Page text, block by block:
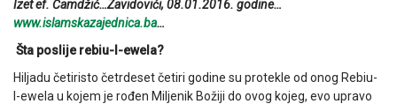
Izet ef. Čamdžić…Zavidovići, 08.01.2016. godine…
www.islamskazajednica.ba…
Šta poslije rebiu-l-ewela?
Hiljadu četiristo četrdeset četiri godine su protekle od onog Rebiu-
l-ewela u kojem je rođen Miljenik Božiji do ovog kojeg, evo upravo